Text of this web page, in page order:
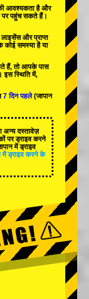
आवश्यकता है और
पर पहुंच सकते हैं।
लाइसेंस और प्राप्त
कोई समस्या है या
हैं, तो आपके पास
इस स्थिति में,
7 दिन पहले(जापान
अन्य दस्तावेज़
पर ड्राइव करने
में ड्राइव
में ड्राइव करने के